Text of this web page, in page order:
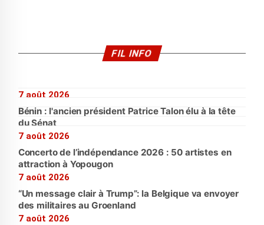
FIL INFO
7 août 2026
Bénin : l'ancien président Patrice Talon élu à la tête
du Sénat
7 août 2026
Concerto de l’indépendance 2026 : 50 artistes en
attraction à Yopougon
7 août 2026
“Un message clair à Trump”: la Belgique va envoyer
des militaires au Groenland
7 août 2026